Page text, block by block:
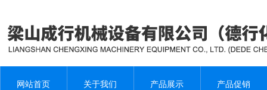
网站首页 关于我们 产品展示 产品促销